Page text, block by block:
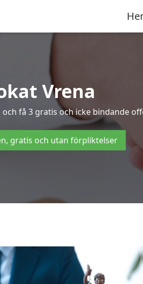
Vrena
få 3 gratis och icke bindande
gratis och utan förpliktelser